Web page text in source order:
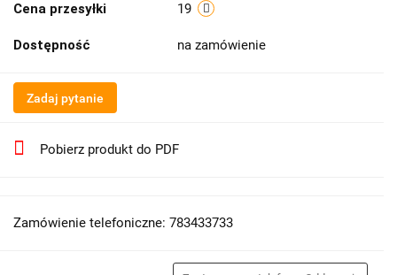
Cena przesyłki 19
Dostępność na zamówienie
Zadaj pytanie
Pobierz produkt do PDF
Zamówienie telefoniczne: 783433733